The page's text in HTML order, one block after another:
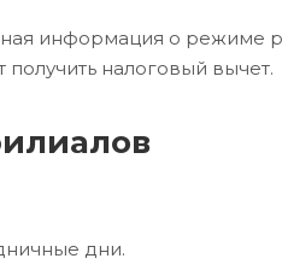
информация о режиме
налоговый вычет.
дни.